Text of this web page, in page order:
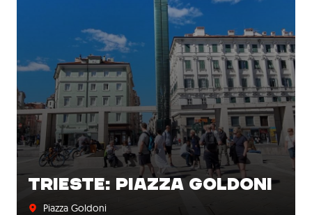
TRIESTE: PIAZZA GOLDONI
Piazza Goldoni